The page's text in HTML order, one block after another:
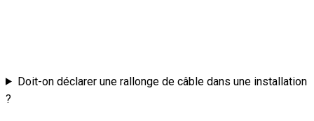
Doit-on déclarer une rallonge de câble dans une installation
?